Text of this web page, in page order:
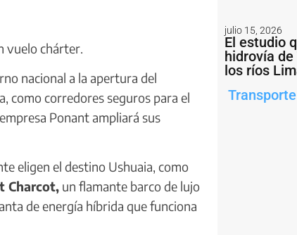
vuelo chárter.
nacional a la apertura del
como corredores seguros para el
Ponant ampliará sus
eligen el destino Ushuaia, como
Charcot, un flamante barco de lujo
de energía híbrida que funciona
julio 15, 2026
El estudio
hidrovía
los ríos